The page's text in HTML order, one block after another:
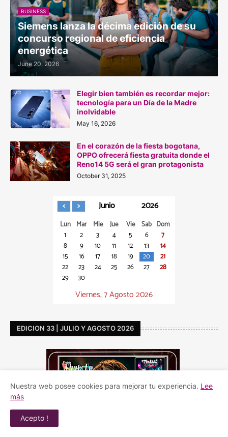
BUSINESS
Siemens lanza la décima edición de su
concurso regional de eficiencia
energética
June 20, 2026
Elegir bien también es recordar mejor:
tecnología para un Día de la Madre
inolvidable
May 16, 2026
En el corazón de la fiesta bogotana,
OPPO ofrecerá fiesta gratuita donde el
Reno14 5G será el gran protagonista
October 31, 2025
Junio 2026
Lun Mar Mie Jue Vie Sab Dom
1
2 3 4 5 6
7
8
9 10 11 12 13
14
15
16 17 18 19 20
21
22
23 24 25 26 27
28
29
30
Viernes, 7 Agosto 2026
EDICION 33 | JULIO Y AGOSTO 2026
Nuestra web posee cookies para mejorar tu experiencia. Lee
más
Acepto !